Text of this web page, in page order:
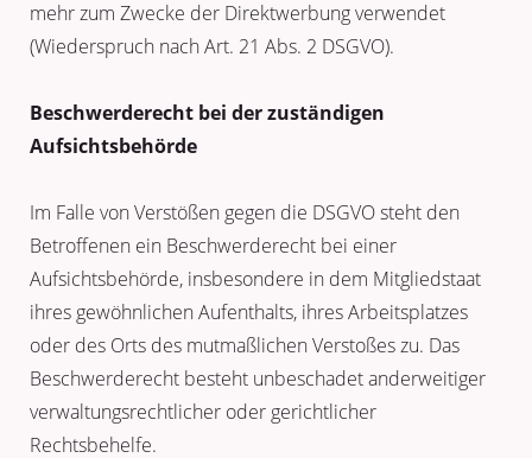
mehr zum Zwecke der Direktwerbung verwendet
(Wiederspruch nach Art. 21 Abs. 2 DSGVO).
Beschwerderecht bei der zuständigen
Aufsichtsbehörde
Im Falle von Verstößen gegen die DSGVO steht den
Betroffenen ein Beschwerderecht bei einer
Aufsichtsbehörde, insbesondere in dem Mitgliedstaat
ihres gewöhnlichen Aufenthalts, ihres Arbeitsplatzes
oder des Orts des mutmaßlichen Verstoßes zu. Das
Beschwerderecht besteht unbeschadet anderweitiger
verwaltungsrechtlicher oder gerichtlicher
Rechtsbehelfe.